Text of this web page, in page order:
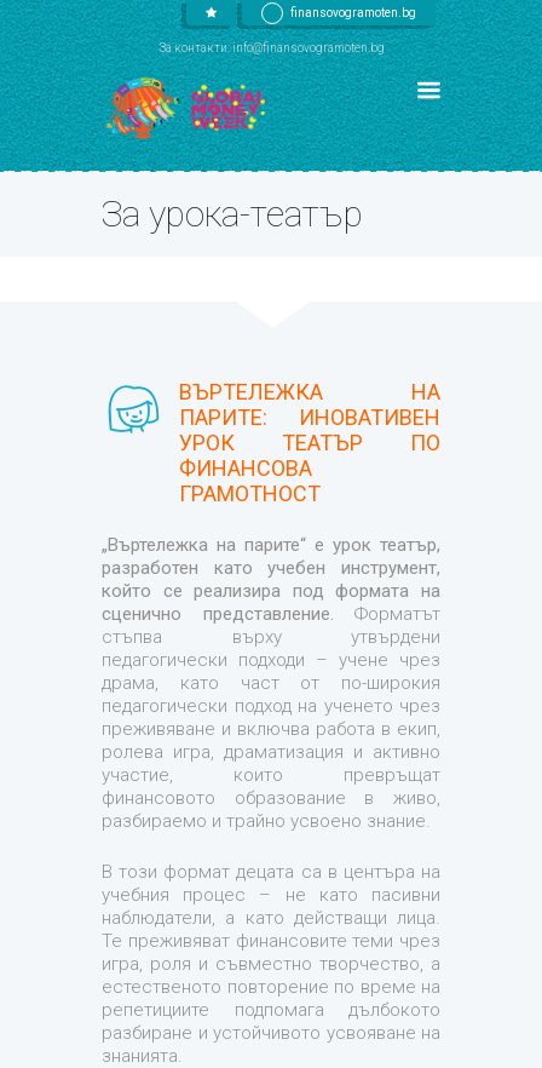
finansovogramoten.bg
За контакти: info@finansovogramoten.bg
За урока-театър
ВЪРТЕЛЕЖКА НА
ПАРИТЕ: ИНОВАТИВЕН
УРОК ТЕАТЪР ПО
ФИНАНСОВА
ГРАМОТНОСТ
„Въртележка на парите“ е урок театър,
разработен като учебен инструмент,
който се реализира под формата на
сценично представление. Форматът
стъпва върху утвърдени
педагогически подходи – учене чрез
драма, като част от по-широкия
педагогически подход на ученето чрез
преживяване и включва работа в екип,
ролева игра, драматизация и активно
участие, които превръщат
финансовото образование в живо,
разбираемо и трайно усвоено знание.
В този формат децата са в центъра на
учебния процес – не като пасивни
наблюдатели, а като действащи лица.
Те преживяват финансовите теми чрез
игра, роля и съвместно творчество, а
естественото повторение по време на
репетициите подпомага дълбокото
разбиране и устойчивото усвояване на
знанията.